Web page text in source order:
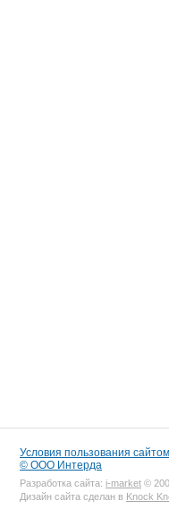
Условия пользования сайтом
© ООО Интерда
Разработка сайта: i-market ©
Дизайн сайта сделан в Knock